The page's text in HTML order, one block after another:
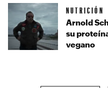
NUTRICIÓN
Arnold
su
vegano